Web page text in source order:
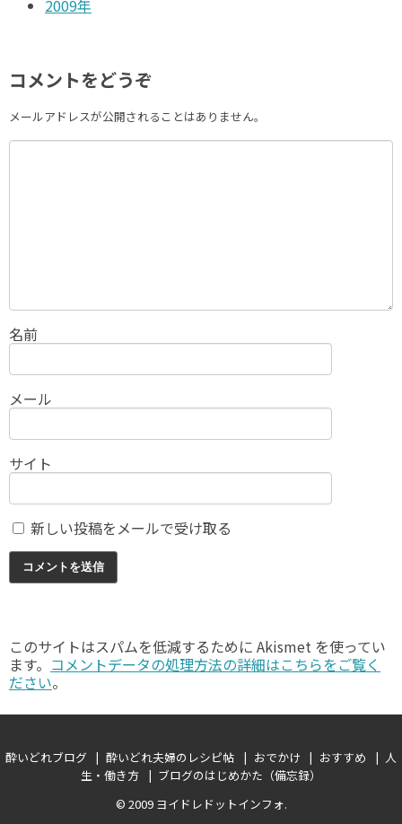
2009年
コメントをどうぞ
メールアドレスが公開されることはありません。
名前
メール
サイト
新しい投稿をメールで受け取る
このサイトはスパムを低減するために Akismet を使ってい
ます。 コメントデータの処理方法の詳細はこちらをご覧く
ださい。
酔いどれブログ 酔いどれ夫婦のレシピ帖 おでかけ おすすめ
人
生・働き方
ブログのはじめかた（備忘録）
© 2009 ヨイドレドットインフォ.